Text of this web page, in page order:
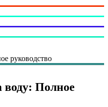
руководство
воду: Полное